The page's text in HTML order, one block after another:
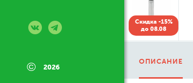
© 2026
Скидка -15%
до 08.08
ОПИСАНИЕ